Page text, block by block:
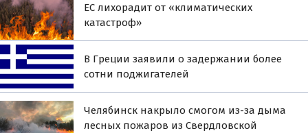
ЕС лихорадит от «климатических
катастроф»
В Греции заявили о задержании более
сотни поджигателей
Челябинск накрыло смогом из-за дыма
лесных пожаров из Свердловской